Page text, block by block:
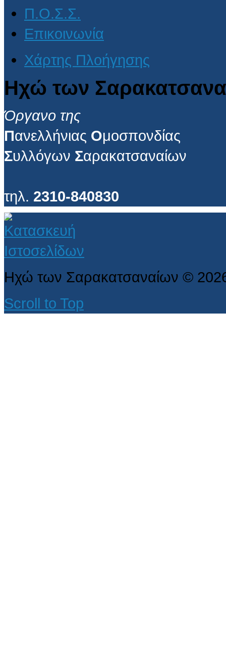
Π.Ο.Σ.Σ.
Επικοινωνία
Χάρτης Πλοήγησης
Ηχώ των
Όργανο της
Πανελλήνιας Ομοσπονδίας
Συλλόγων Σαρακατσαναίων
τηλ. 2310-840830
Ηχώ των Σαρακατσαναίων ©
Scroll to Top